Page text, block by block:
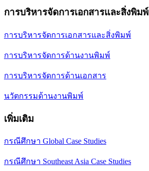
การบริหารจัดการเอกสารและสิ่งพิมพ์
การบริหารจัดการเอกสารและสิ่งพิมพ์
การบริหารจัดการด้านงานพิมพ์
การบริหารจัดการด้านเอกสาร
นวัตกรรมด้านงานพิมพ์
เพิ่มเติม
กรณีศึกษา Global Case Studies
กรณีศึกษา Southeast Asia Case Studies